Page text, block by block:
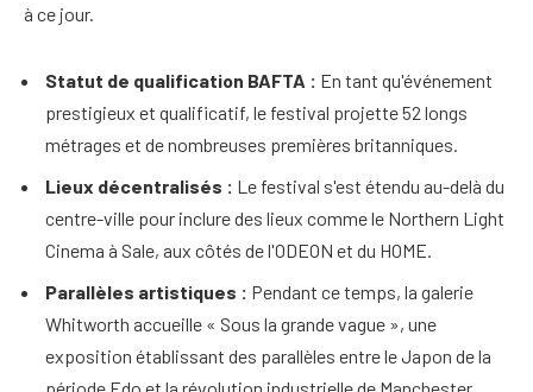
à ce jour.
Statut de qualification BAFTA : En tant qu'événement
prestigieux et qualificatif, le festival projette 52 longs
métrages et de nombreuses premières britanniques.
Lieux décentralisés : Le festival s'est étendu au-delà du
centre-ville pour inclure des lieux comme le Northern Light
Cinema à Sale, aux côtés de l'ODEON et du HOME.
Parallèles artistiques : Pendant ce temps, la galerie
Whitworth accueille « Sous la grande vague », une
exposition établissant des parallèles entre le Japon de la